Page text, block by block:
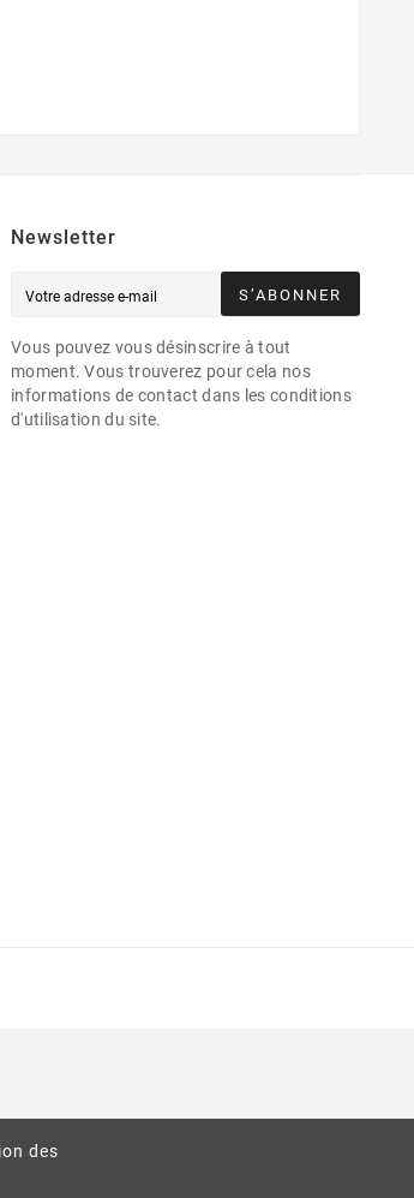
des
Newsletter
S’ABONNER
Vous pouvez vous désinscrire à tout
moment. Vous trouverez pour cela nos
informations de contact dans les conditions
d'utilisation du site.